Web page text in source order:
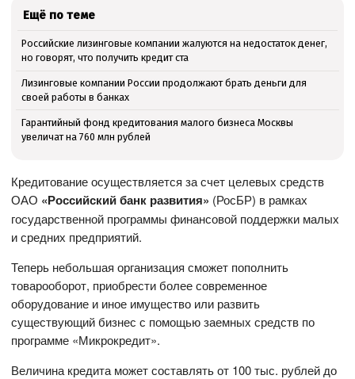
Ещё по теме
Российские лизинговые компании жалуются на недостаток денег,
но говорят, что получить кредит ста
Лизинговые компании России продолжают брать деньги для
своей работы в банках
Гарантийный фонд кредитования малого бизнеса Москвы
увеличат на 760 млн рублей
Кредитование осуществляется за счет целевых средств
ОАО «Российский банк развития» (РосБР) в рамках
государственной программы финансовой поддержки малых
и средних предприятий.
Теперь небольшая организация сможет пополнить
товарооборот, приобрести более современное
оборудование и иное имущество или развить
существующий бизнес с помощью заемных средств по
программе «Микрокредит».
Величина кредита может составлять от 100 тыс. рублей до